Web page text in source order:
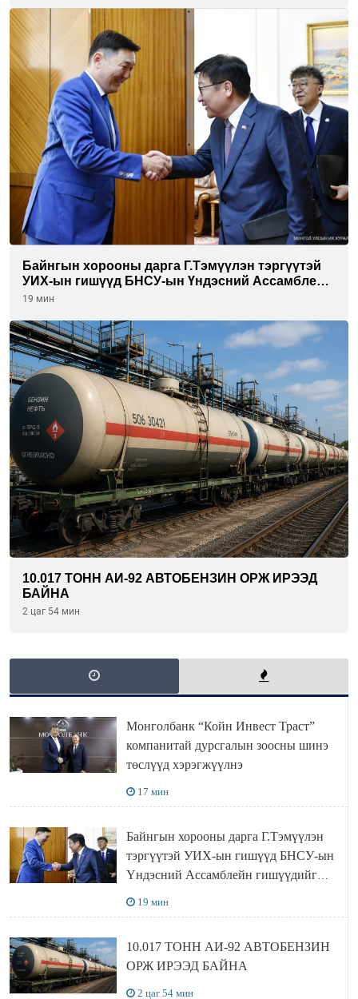
Байнгын хорооны дарга Г.Тэмүүлэн тэргүүтэй
УИХ-ын гишүүд БНСУ-ын Үндэсний Ассамблейн
гишүүдийг хүлээн авч уулзав
19 мин
10.017 ТОНН АИ-92 АВТОБЕНЗИН ОРЖ ИРЭЭД
БАЙНА
2 цаг 54 мин
Монголбанк “Койн Инвест Траст”
компанитай дурсгалын зоосны шинэ
төслүүд хэрэгжүүлнэ
17 мин
Байнгын хорооны дарга Г.Тэмүүлэн
тэргүүтэй УИХ-ын гишүүд БНСУ-ын
Үндэсний Ассамблейн гишүүдийг
19 мин
10.017 ТОНН АИ-92 АВТОБЕНЗИН
ОРЖ ИРЭЭД БАЙНА
2 цаг 54 мин